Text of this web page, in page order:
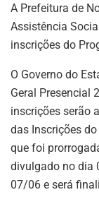
A Prefeitura de
Assistência
inscrições do
O Governo do
Geral Presencial
inscrições serão
das Inscrições
que foi
divulgado no dia
07/06 e será